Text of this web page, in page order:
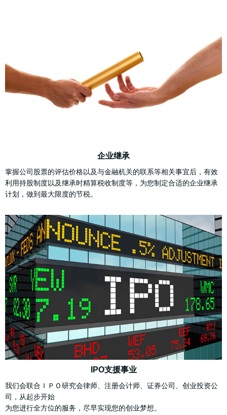
企业继承
掌握公司股票的评估价格以及与金融机关的联系等相关事宜后，有效
利用持股制度以及继承时精算税收制度等，为您制定合适的企业继承
计划，做到最大限度的节税。
IPO支援事业
我们会联合ＩＰＯ研究会律师、注册会计师、证券公司、创业投资公
司，从起步开始
为您进行全方位的服务，尽早实现您的创业梦想。